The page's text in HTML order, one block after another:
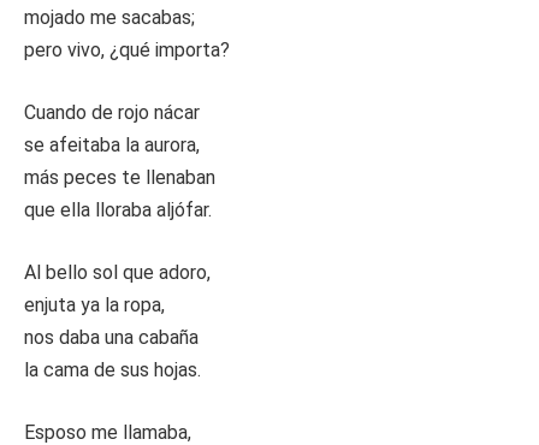
mojado me sacabas;
pero vivo, ¿qué importa?
Cuando de rojo nácar
se afeitaba la aurora,
más peces te llenaban
que ella lloraba aljófar.
Al bello sol que adoro,
enjuta ya la ropa,
nos daba una cabaña
la cama de sus hojas.
Esposo me llamaba,